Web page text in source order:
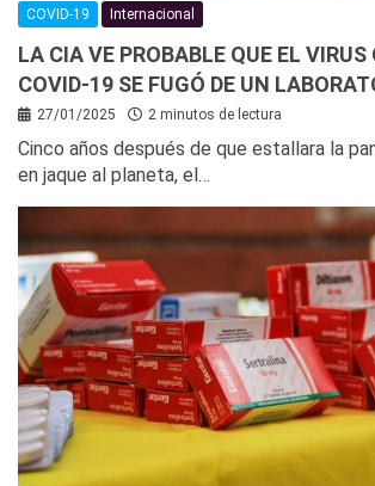
COVID-19 Internacional
LA CIA VE PROBABLE QUE EL VIRUS
COVID-19 SE FUGÓ DE UN
27/01/2025 2 minutos de lectura
Cinco años después de que estallara la
en jaque al planeta, el…